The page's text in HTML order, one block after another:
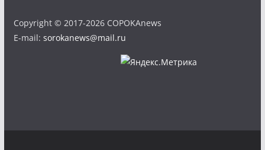
Copyright © 2017-2026 COPOKAnews
E-mail: sorokanews@mail.ru